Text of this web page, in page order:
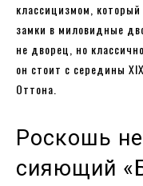
классицизмом,
замки в миловидные
не дворец, но
он стоит с середины
Оттона.
Роскошь
сияющий